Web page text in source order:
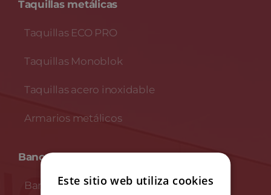
Taquillas metálicas
Taquillas ECO PRO
Taquillas Monoblok
Taquillas acero inoxidable
Armarios metálicos
Bancos
Bancos de madera
Este sitio web utiliza cookies